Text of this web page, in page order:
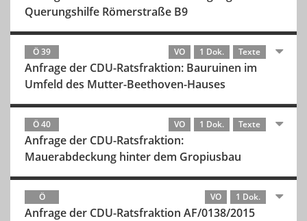
Querungshilfe Römerstraße B9
Ö 39 VO 1 Dok. Texte
Anfrage der CDU-Ratsfraktion: Bauruinen im
Umfeld des Mutter-Beethoven-Hauses
Ö 40 VO 1 Dok. Texte
Anfrage der CDU-Ratsfraktion:
Mauerabdeckung hinter dem Gropiusbau
Ö VO 1 Dok.
Anfrage der CDU-Ratsfraktion AF/0138/2015